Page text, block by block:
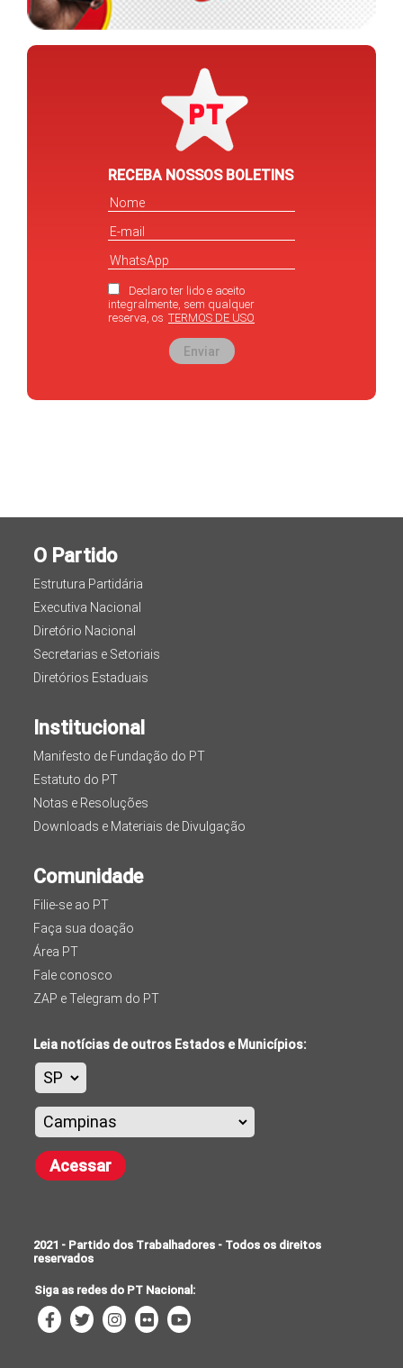
RECEBA NOSSOS BOLETINS
Declaro ter lido e aceito
integralmente, sem qualquer
reserva, os TERMOS DE USO
Enviar
O Partido
Estrutura Partidária
Executiva Nacional
Diretório Nacional
Secretarias e Setoriais
Diretórios Estaduais
Institucional
Manifesto de Fundação do PT
Estatuto do PT
Notas e Resoluções
Downloads e Materiais de Divulgação
Comunidade
Filie-se ao PT
Faça sua doação
Área PT
Fale conosco
ZAP e Telegram do PT
Leia notícias de outros Estados e Municípios:
Acessar
2021 - Partido dos Trabalhadores - Todos os direitos
reservados
Siga as redes do PT Nacional: